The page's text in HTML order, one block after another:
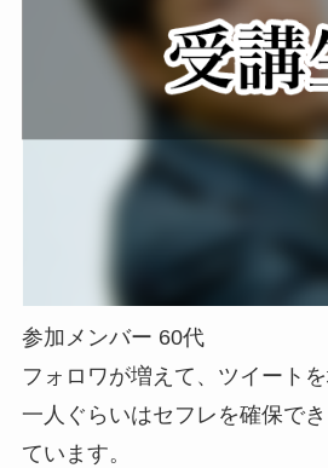
参加メンバー 60代
フォロワが増えて、ツイートを
一人ぐらいはセフレを確保で
ています。